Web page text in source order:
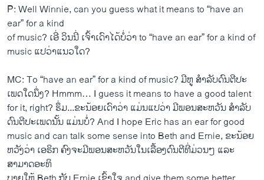
P: Well Winnie, can you guess what it means to “have an
ear” for a kind
of music? ​ເອີ່ ວິນ​ນີ່ ​ເຈົ້າ​ເດົາ​ໄດ້ບໍ່​ວ່າ to “have an ear” for a kind of
music ​ແປ​ວ່າ​ແນວ​ໃດ?
MC: To “have an ear” for a kind of music? ມີ​ຫູ ສໍາ​ລັບ​ດົນຕີ​ປະ​
ເພດ​ໃດ​ນຶ່ງ? Hmmm… I guess it means to have a good talent
for it, right? ຮຶ່ມ...ຂະ​ນ້ອຍ​ເດົາ​ວ່າ ​ແມ່ນ​ແປ​ວ່າ ມີ​ພອນສະ​ຫວັນ ສໍາ​ລັບ​
ດົນຕີ​ປະ​ເພດ​ນັ້ນ ​ແມ່ນ​ບໍ່? And I hope Eric has an ear for good
music and can talk some sense into Beth and Ernie, ຂະ​ນ້ອຍ​
ຫວັງ​ວ່າ ​ເອຣິກ ຄົງ​ຈະ​ມີ​ພອນ​ສະຫວັນ​ໃນ​ເລື້ອງ​ດົນຕີທີ່​ມ່ວນໆ ​ແລະ
ສາມາດ​ອະທິ